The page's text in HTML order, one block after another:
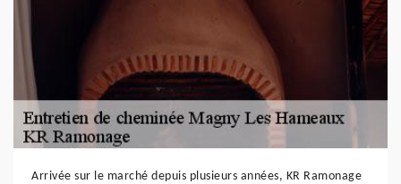
Arrivée sur le marché depuis plusieurs années, KR Ramonage